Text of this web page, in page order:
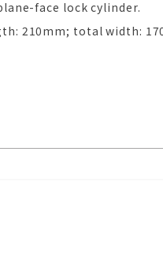
face lock cylinder.
210mm; total width: